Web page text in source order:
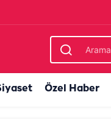
Özel Haber